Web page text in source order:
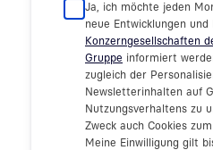
Ja, ich möchte jeden
neue Entwicklungen
Konzerngesellschaften
Gruppe informiert
zugleich der
Newsletterinhalten auf
Nutzungsverhaltens zu
Zweck auch Cookies
Meine Einwilligung gilt